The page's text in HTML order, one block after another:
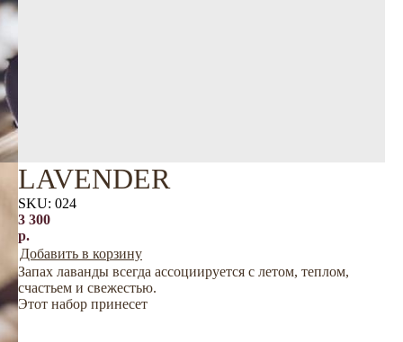
LAVENDER
SKU: 024
3 300
р.
Добавить в корзину
Запах лаванды всегда ассоциируется с летом, теплом,
счастьем и свежестью.
Этот набор принесет